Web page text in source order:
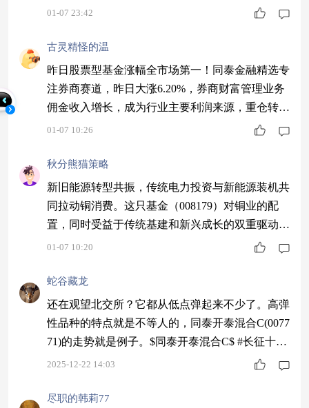
是跟进，我觉得都靠谱。$同泰慧盈混合C$ #13连
01-07 23:42
古灵精怪的温
昨日股票型基金涨幅全市场第一！同泰金融精选专
注券商赛道，昨日大涨6.20%，券商财富管理业务
佣金收入增长，成为行业主要利润来源，重仓转型
成功标的～$同泰金融精选股票C$ #1月基金投资策
01-07 10:26
秋分熊猫策略
新旧能源转型共振，传统电力投资与新能源装机共
同拉动铜消费。这只基金（008179）对铜业的配
置，同时受益于传统基建和新兴成长的双重驱动。
$同泰慧盈混合C$ #2025超额关键词#
01-07 10:20
蛇谷藏龙
还在观望北交所？它都从低点弹起来不少了。高弹
性品种的特点就是不等人的，同泰开泰混合C(0077
71)的走势就是例子。$同泰开泰混合C$ #长征十二
甲要来了！商业航天如何掘金？#
2025-12-22 14:03
尽职的韩莉77